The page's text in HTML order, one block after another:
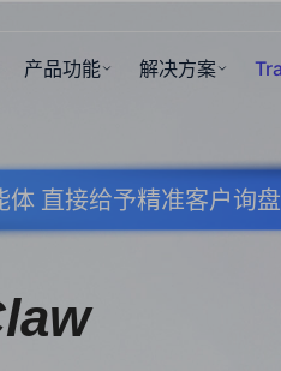
产品功能 解决方案
直接给予精准客户询